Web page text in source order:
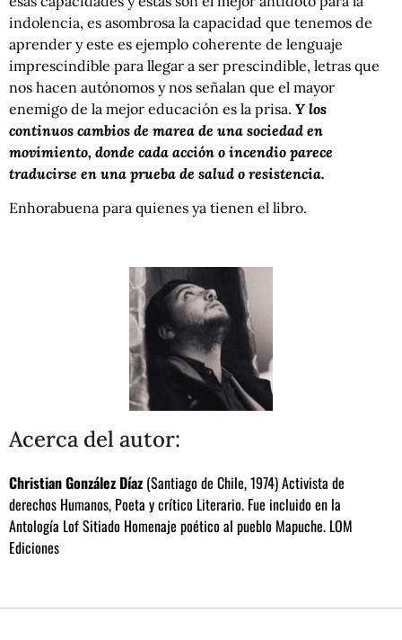
indolencia, es asombrosa la capacidad que tenemos de
aprender y este es ejemplo coherente de lenguaje
imprescindible para llegar a ser prescindible, letras que
nos hacen autónomos y nos señalan que el mayor
enemigo de la mejor educación es la prisa. Y los
continuos cambios de marea de una sociedad en
movimiento, donde cada acción o incendio parece
traducirse en una prueba de salud o resistencia.
Enhorabuena para quienes ya tienen el libro.
Acerca del autor:
Christian González Díaz (Santiago de Chile, 1974) Activista de
derechos Humanos, Poeta y crítico Literario. Fue incluido en la
Antología Lof Sitiado Homenaje poético al pueblo Mapuche. LOM
Ediciones